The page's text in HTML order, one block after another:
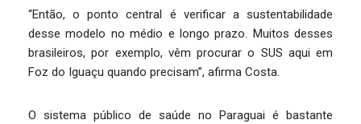
“Então, o ponto central é verificar a sustentabilidade
desse modelo no médio e longo prazo. Muitos desses
brasileiros, por exemplo, vêm procurar o SUS aqui em
Foz do Iguaçu quando precisam”, afirma Costa.
O sistema público de saúde no Paraguai é bastante